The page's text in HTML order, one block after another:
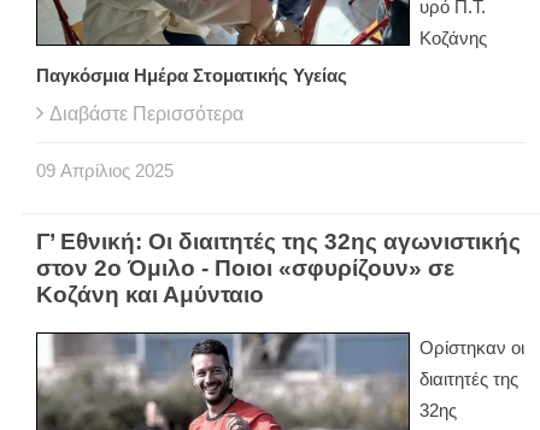
υρό Π.Τ.
Κοζάνης
Παγκόσμια Ημέρα Στοματικής Υγείας
Διαβάστε Περισσότερα
09 Απρίλιος 2025
Γ’ Εθνική: Οι διαιτητές της 32ης αγωνιστικής
στον 2ο Όμιλο - Ποιοι «σφυρίζουν» σε
Κοζάνη και Αμύνταιο
Ορίστηκαν οι
διαιτητές της
32ης